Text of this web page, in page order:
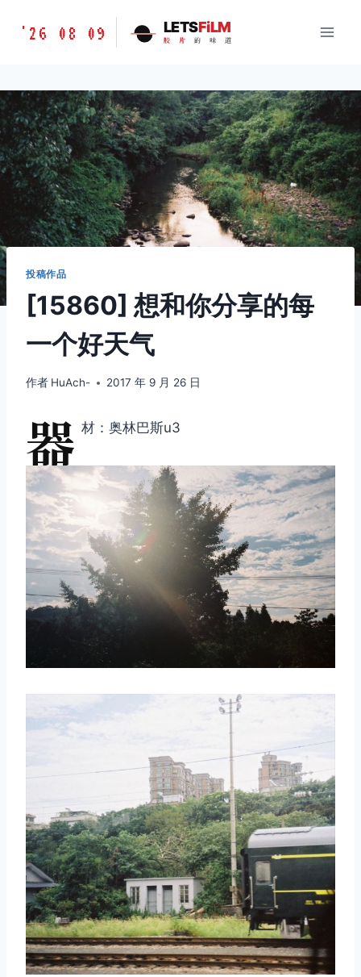
胶
味
道
LETSFILM
'26 08 09 LETSFiLM
胶 片 的 味 道
投稿作品
[15860] 想和你分享的每
一个好天气
作者 HuAch- 2017 年 9 月 26 日
器 材：奥林巴斯u3